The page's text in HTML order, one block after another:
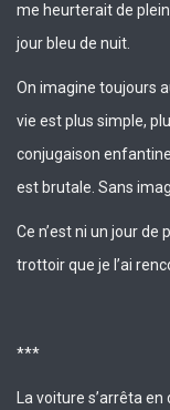
me heurterait de
jour bleu de nuit.
On imagine toujours
vie est plus simple,
conjugaison
est brutale. Sans
Ce n’est ni un jour de
trottoir que je l’ai
***
La voiture s’arrêta